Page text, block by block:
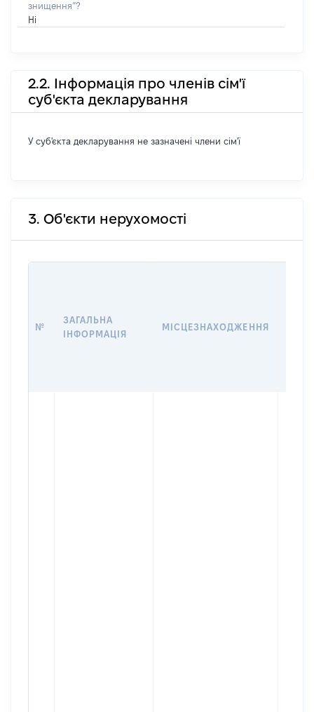
знищення”?
Ні
2.2. Інформація про членів сім'ї
суб'єкта декларування
У суб'єкта декларування не зазначені члени сім'ї
3. Об'єкти нерухомості
№
ЗАГАЛЬНА
ІНФОРМАЦІЯ
МІСЦЕЗНАХОДЖЕННЯ